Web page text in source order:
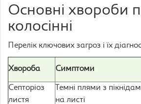
Основні хвороби
колосінні
Перелік ключових загроз і їх
Хвороба Симптоми
Септоріоз
листя
Темні плями з
на листі